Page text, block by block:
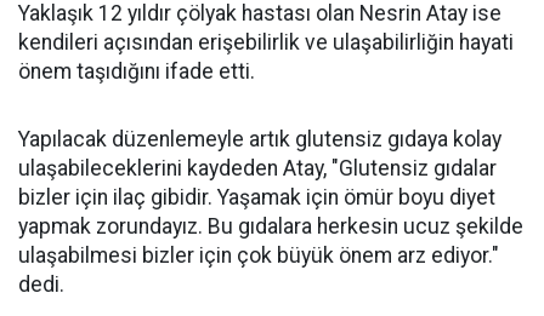
Yaklaşık 12 yıldır çölyak hastası olan Nesrin Atay ise
kendileri açısından erişebilirlik ve ulaşabilirliğin hayati
önem taşıdığını ifade etti.
Yapılacak düzenlemeyle artık glutensiz gıdaya kolay
ulaşabileceklerini kaydeden Atay, "Glutensiz gıdalar
bizler için ilaç gibidir. Yaşamak için ömür boyu diyet
yapmak zorundayız. Bu gıdalara herkesin ucuz şekilde
ulaşabilmesi bizler için çok büyük önem arz ediyor."
dedi.